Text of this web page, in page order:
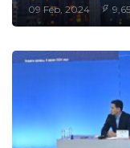
09 Feb, 2024